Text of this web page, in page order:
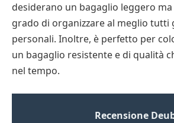
desiderano un bagaglio leggero ma
grado di organizzare al meglio tutti
personali. Inoltre, è perfetto per
un bagaglio resistente e di qualità
nel tempo.
Recensione